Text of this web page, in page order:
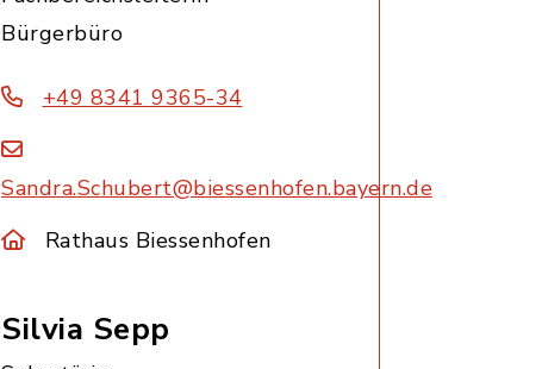
Bürgerbüro
+49 8341 9365-34
Sandra.Schubert@biessenhofen.bayern.de
Rathaus Biessenhofen
Silvia Sepp